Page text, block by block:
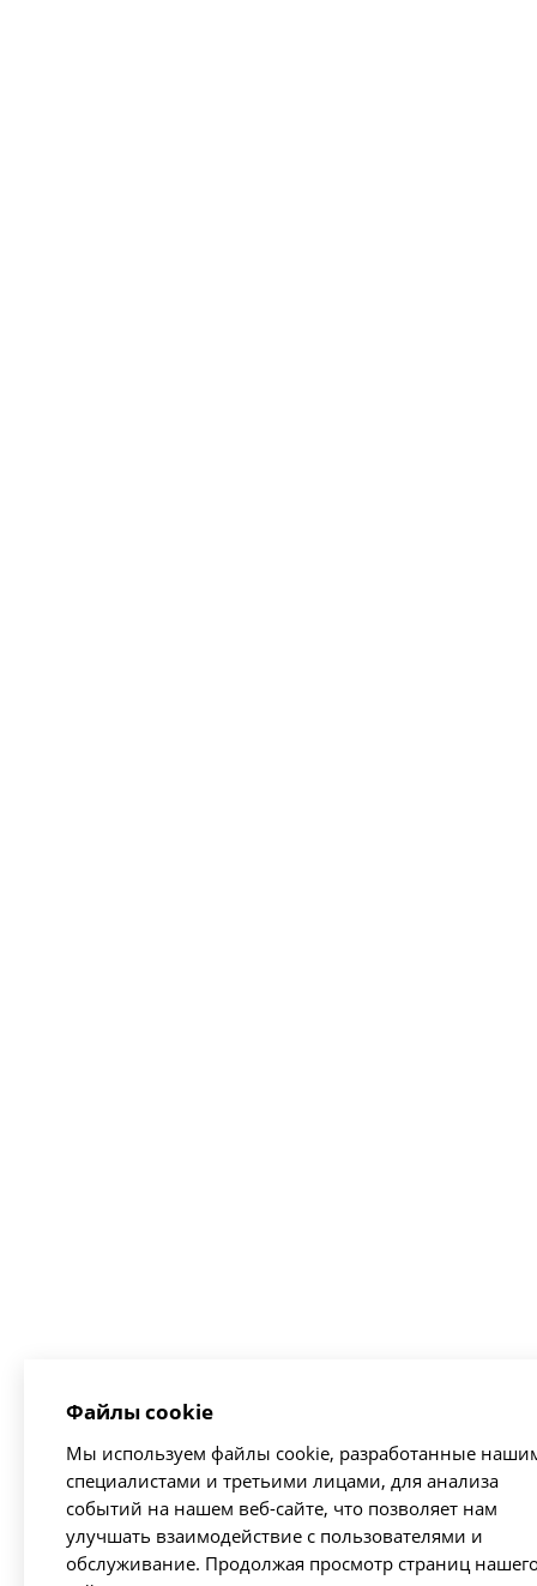
Файлы cookie
Мы используем файлы cookie, разработанные
специалистами и третьими лицами, для анализа
событий на нашем веб-сайте, что позволяет нам
улучшать взаимодействие с пользователями и
обслуживание. Продолжая просмотр страниц